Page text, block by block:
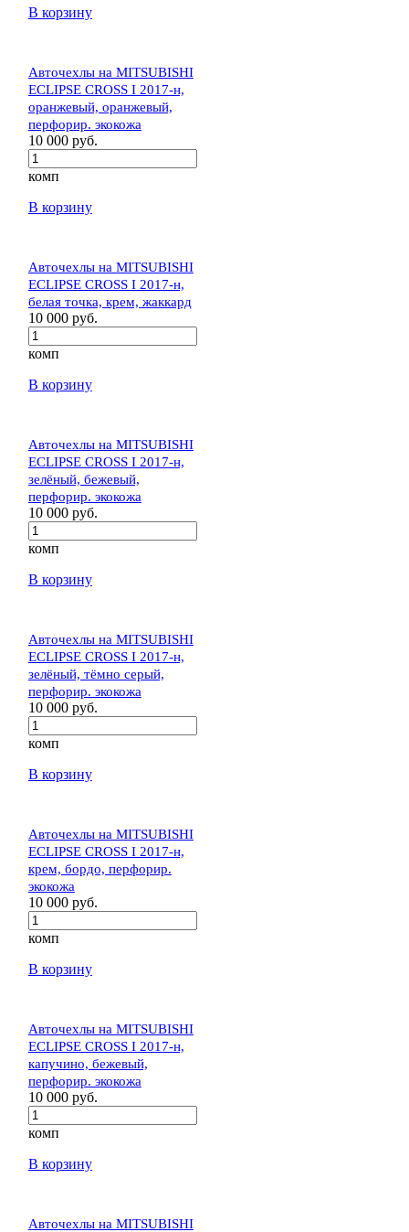
В корзину
Авточехлы на MITSUBISHI
ECLIPSE CROSS I 2017-н,
оранжевый, оранжевый,
перфорир. экокожа
10 000 руб.
комп
В корзину
Авточехлы на MITSUBISHI
ECLIPSE CROSS I 2017-н,
белая точка, крем, жаккард
10 000 руб.
комп
В корзину
Авточехлы на MITSUBISHI
ECLIPSE CROSS I 2017-н,
зелёный, бежевый,
перфорир. экокожа
10 000 руб.
комп
В корзину
Авточехлы на MITSUBISHI
ECLIPSE CROSS I 2017-н,
зелёный, тёмно серый,
перфорир. экокожа
10 000 руб.
комп
В корзину
Авточехлы на MITSUBISHI
ECLIPSE CROSS I 2017-н,
крем, бордо, перфорир.
экокожа
10 000 руб.
комп
В корзину
Авточехлы на MITSUBISHI
ECLIPSE CROSS I 2017-н,
капучино, бежевый,
перфорир. экокожа
10 000 руб.
комп
В корзину
Авточехлы на MITSUBISHI